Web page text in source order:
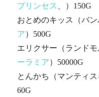
プリンセス
、）150G
おとめのキッス（バン
ア）500G
エリクサー（ランドモ
ーラミア）50000G
とんかち（マンティス
60G